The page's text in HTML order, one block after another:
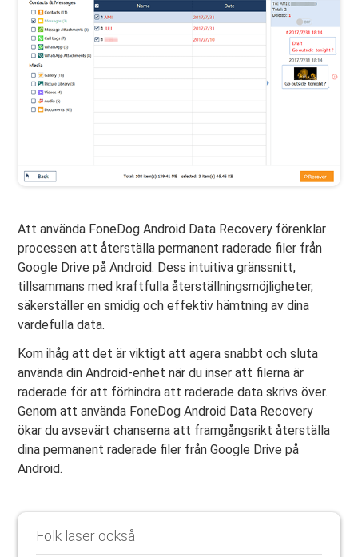
Att använda FoneDog Android Data Recovery förenklar
processen att återställa permanent raderade filer från
Google Drive på Android. Dess intuitiva gränssnitt,
tillsammans med kraftfulla återställningsmöjligheter,
säkerställer en smidig och effektiv hämtning av dina
värdefulla data.
Kom ihåg att det är viktigt att agera snabbt och sluta
använda din Android-enhet när du inser att filerna är
raderade för att förhindra att raderade data skrivs över.
Genom att använda FoneDog Android Data Recovery
ökar du avsevärt chanserna att framgångsrikt återställa
dina permanent raderade filer från Google Drive på
Android.
Folk läser också